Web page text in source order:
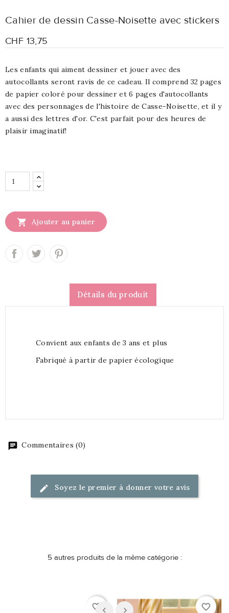
Cahier de dessin Casse-Noisette avec stickers
CHF 13,75
Les enfants qui aiment dessiner et jouer avec des
autocollants seront ravis de ce cadeau. Il comprend 32 pages
de papier coloré pour dessiner et 6 pages d'autocollants
avec des personnages de l'histoire de Casse-Noisette, et il y
a aussi des lettres d'or. C'est parfait pour des heures de
plaisir imaginatif!
 Ajouter au panier
Détails du produit
Convient aux enfants de 3 ans et plus
Fabriqué à partir de papier écologique
Commentaires (0)
Soyez le premier à donner votre avis
5 autres produits de la même catégorie :
favorite_border favorite_border